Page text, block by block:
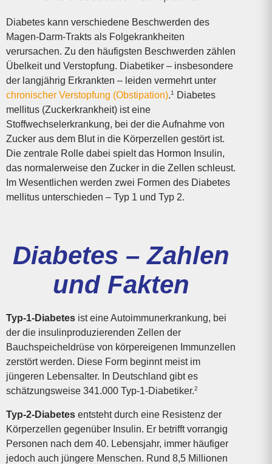
Diabetes kann verschiedene Beschwerden des
Magen-Darm-Trakts als Folgekrankheiten
verursachen. Zu den häufigsten Beschwerden zählen
Übelkeit und Verstopfung. Diabetiker – insbesondere
der langjährig Erkrankten – leiden vermehrt unter
chronischer Verstopfung (Obstipation).1
Diabetes
mellitus (Zuckerkrankheit) ist eine
Stoffwechselerkrankung, bei der die Aufnahme von
Zucker aus dem Blut in die Körperzellen gestört ist.
Die zentrale Rolle dabei spielt das Hormon Insulin,
das normalerweise den Zucker in die Zellen schleust.
Im Wesentlichen werden zwei Formen des Diabetes
mellitus unterschieden – Typ 1 und Typ 2.
Diabetes – Zahlen
und Fakten
Typ-1-Diabetesist eine Autoimmunerkrankung, bei
der die insulinproduzierenden Zellen der
Bauchspeicheldrüse von körpereigenen Immunzellen
zerstört werden. Diese Form beginnt meist im
jüngeren Lebensalter. In Deutschland gibt es
schätzungsweise 341.000 Typ-1-Diabetiker.2
Typ-2-Diabetesentsteht durch eine Resistenz der
Körperzellen gegenüber Insulin. Er betrifft vorrangig
Personen nach dem 40. Lebensjahr, immer häufiger
jedoch auch jüngere Menschen. Rund 8,5 Millionen